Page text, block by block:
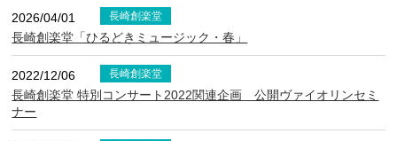
2026/04/01 長崎創楽堂
長崎創楽堂「ひるどきミュージック・春」
2022/12/06 長崎創楽堂
長崎創楽堂 特別コンサート2022関連企画 公開ヴァイオリンセミ
ナー